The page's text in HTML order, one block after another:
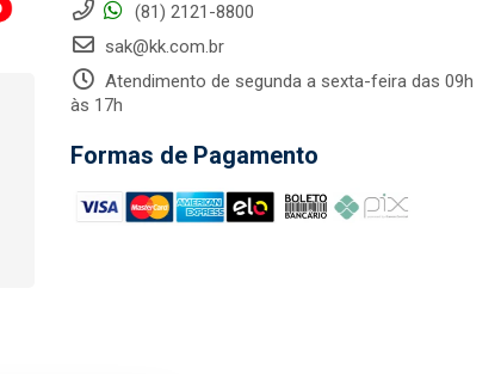
(81) 2121-8800
sak@kk.com.br
Atendimento de segunda a sexta-feira das 09h
às 17h
Formas de Pagamento